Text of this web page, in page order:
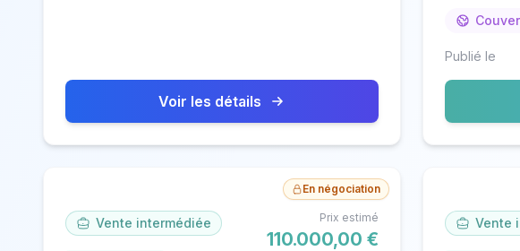
Voir les détails
Publié le
En négociation
Vente intermédiée Prix estimé
110.000,00 €
Vente